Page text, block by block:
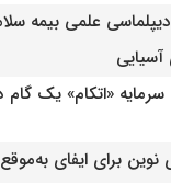
علمی بیمه
سرمایه «اتکام» یک
نوین برای ایفای